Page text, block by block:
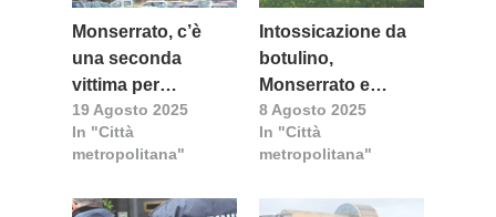
Monserrato, c’è
una seconda
vittima per
l’intossicazione da
botulino
19 Agosto 2025
In "Città
metropolitana"
Intossicazione da
botulino,
Monserrato e
Guasila in lutto per
la morte di Roberta
Pitzalis
8 Agosto 2025
In "Città
metropolitana"